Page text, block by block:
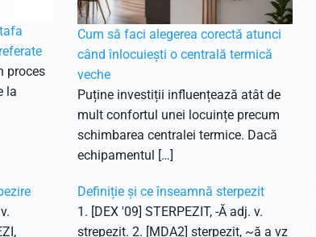
proces
la
Cum să faci alegerea corectă atunci
când înlocuiești o centrală termică
veche
Puține investiții influențează atât de
mult confortul unei locuințe precum
schimbarea centralei termice. Dacă
echipamentul […]
Definiție și ce înseamnă sterpezit
1. [DEX '09] STERPEZIT, -Ă adj. v.
strepezit. 2. [MDA2] sterpezit, ~ă a vz